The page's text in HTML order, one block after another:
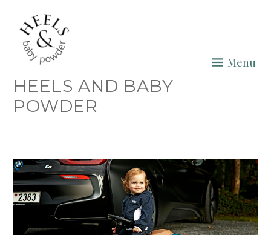
content
HEELS AND BABY
POWDER
Menu